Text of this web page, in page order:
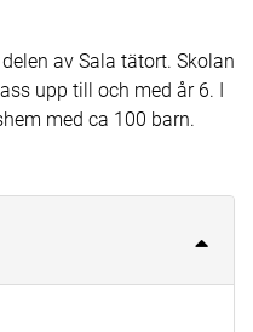
av Sala tätort. Skolan
upp till och med år 6. I
med ca 100 barn.